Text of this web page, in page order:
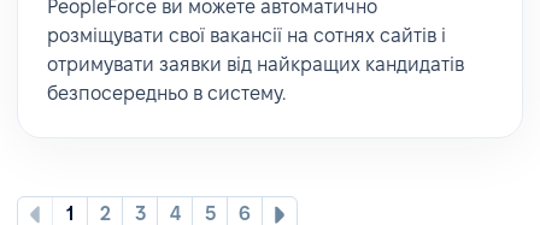
PeopleForce ви можете автоматично
розміщувати свої вакансії на сотнях сайтів і
отримувати заявки від найкращих кандидатів
безпосередньо в систему.
1 2 3 4 5 6